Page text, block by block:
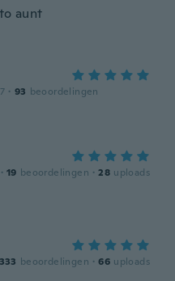
aunt
· 93 beoordelingen
· 19 beoordelingen · 28 uploads
333 beoordelingen · 66 uploads